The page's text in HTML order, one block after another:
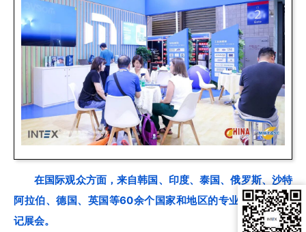
在国际观众方面，来自韩国、印度、泰国、俄罗斯、沙特
阿拉伯、德国、英国等60余个国家和地区的专业观众参观登
记展会。